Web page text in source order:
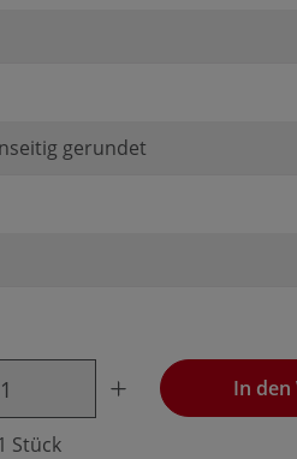
Gib den gewünschten Wert
1 Stück
In